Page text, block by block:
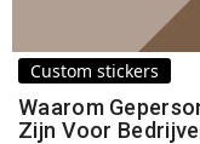
Custom stickers
Waarom
Zijn Voor